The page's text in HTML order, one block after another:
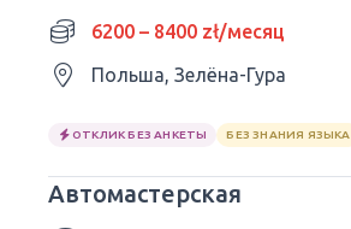
NISSAN6200 – 8400 zł/месяц
Польша, Зелёна-Гура
ОТКЛИК БЕЗ АНКЕТЫ БЕЗ ЗНАНИЯ ЯЗЫКА
Автомастерская